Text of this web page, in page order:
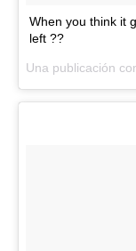
When you think it
left ??